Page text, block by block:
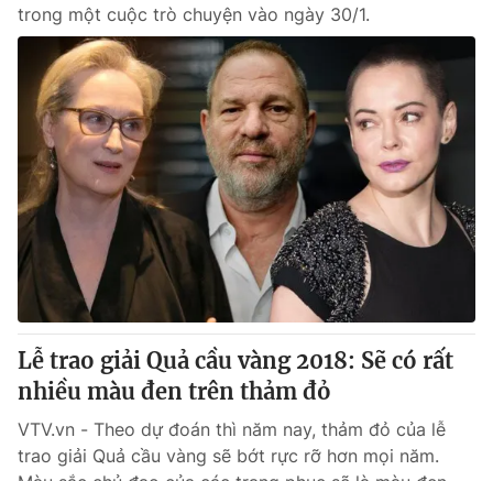
trong một cuộc trò chuyện vào ngày 30/1.
Lễ trao giải Quả cầu vàng 2018: Sẽ có rất
nhiều màu đen trên thảm đỏ
VTV.vn - Theo dự đoán thì năm nay, thảm đỏ của lễ
trao giải Quả cầu vàng sẽ bớt rực rỡ hơn mọi năm.